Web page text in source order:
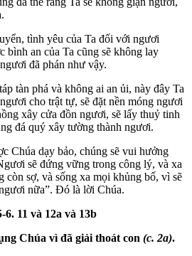
tình yêu của Ta đối với ngươi
bình an của Ta cũng sẽ không lay
đã phán như vậy.
tàn phá và không ai an ủi, này đây Ta
cho trật tự, sẽ đặt nền móng ngươi
xây cửa đồn ngươi, sẽ lấy thuỷ tinh
đá quý xây tường thành ngươi.
Chúa dạy bảo, chúng sẽ vui hưởng
sẽ đứng vững trong công lý, và xa
còn sợ, và sống xa mọi khủng bố, vì sẽ
nữa”. Đó là lời Chúa.
11 và 12a và 13b
Chúa vì đã giải thoát con (c. 2a).